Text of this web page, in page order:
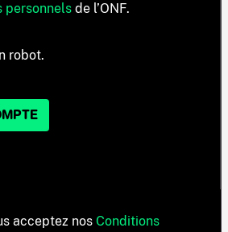
personnels de l’ONF.
robot.
acceptez nos Conditions